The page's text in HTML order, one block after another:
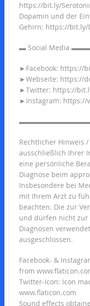
https://bit.ly/
Dopamin und der
Gehirn: https://bit.ly/
▬ Social Media
►Facebook: https://
►Webseite: https://
►Twitter: https://
►Instagram: https://
Rechtlicher Hinweis
ausschließlich Ihrer
eine persönliche
Diagnose beim
Insbesondere bei
mit Ihrem Arzt zu
beachten. Die zur
und dürfen nicht zur
Diagnosen
ausgeschlossen.
Facebook- &
from
Twitter-Icon: Icon
www.flaticon.com
Sound effects